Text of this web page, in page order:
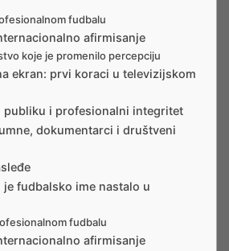
fudbalu
afirmisanje
koje je promenilo percepciju
ekran: prvi koraci u televizijskom
publiku i profesionalni integritet
dokumentarci i društveni
je fudbalsko ime nastalo u
fudbalu
afirmisanje